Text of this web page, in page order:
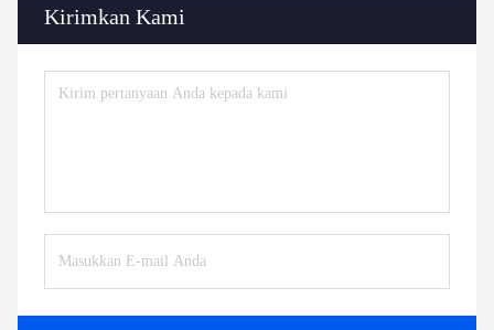
Kirimkan Kami